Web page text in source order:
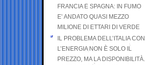
FRANCIA E SPAGNA: IN FUMO
E’ ANDATO QUASI MEZZO
MILIONE DI ETTARI DI VERDE
IL PROBLEMA DELL’ITALIA CON
L’ENERGIA NON È SOLO IL
PREZZO, MA LA DISPONIBILITÀ.